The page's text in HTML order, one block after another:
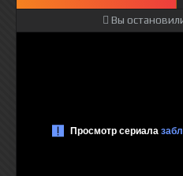
Вы